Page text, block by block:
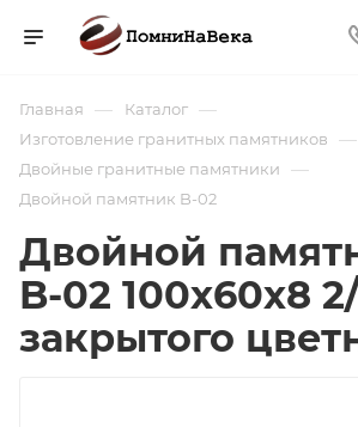
Главная — Каталог —
Изготовление гранитных памятников —
Двойные гранитные памятники —
Двойной памятник B-02
Двойной
B-02 100х60х8
закрытого